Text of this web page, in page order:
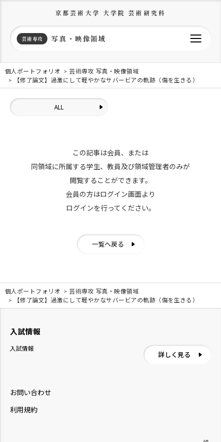
京都芸術大学 大学院 芸術研究科
芸術専攻 写真・映像領域
個人ポートフォリオ
芸術専攻 写真・映像領域
【修了論文】過激にして軽やかなサバービアの軌跡（傷を生きる）
ALL
この記事は会員、または
同領域に所属する学生、教員及び領域管理者のみが
閲覧することができます。
会員の方はログイン画面より
ログインを行ってください。
一覧へ戻る
個人ポートフォリオ
芸術専攻 写真・映像領域
【修了論文】過激にして軽やかなサバービアの軌跡（傷を生きる）
お問い合わせ
利用規約
入試情報
入試情報
詳しく見る